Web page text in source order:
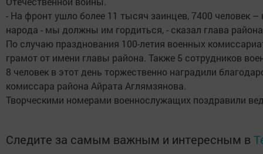
- На фронт ушло более 11 тысяч заинцев, 7400 человек
народа - мы должны им гордиться, - сказал глава
По случаю празднования 100-летия военных
грамот от имени главы района. Также 5 сотрудников
8 человек в этот день торжественно наградили
комиссара района Айрата Аглямзянова.
Творческими номерами военнослужащих поздравили
Следите за самым важным и интересным в